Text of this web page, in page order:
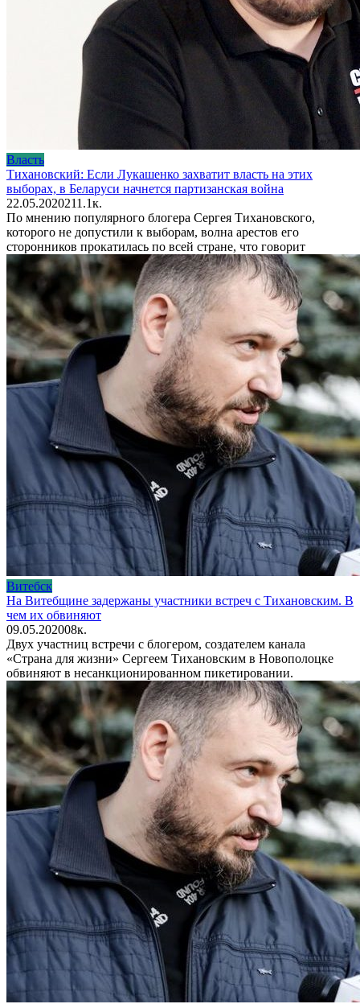
Власть
Тихановский: Если Лукашенко захватит власть на этих
выборах, в Беларуси начнется партизанская война
22.05.2020211.1к.
По мнению популярного блогера Сергея Тихановского,
которого не допустили к выборам, волна арестов его
сторонников прокатилась по всей стране, что говорит
Витебск
На Витебщине задержаны участники встреч с Тихановским. В
чем их обвиняют
09.05.202008к.
Двух участниц встречи с блогером, создателем канала
«Страна для жизни» Сергеем Тихановским в Новополоцке
обвиняют в несанкционированном пикетировании.